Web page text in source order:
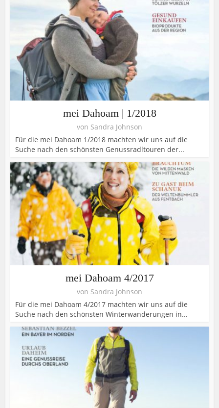
mei Dahoam | 1/2018
von Sandra Johnson
Für die mei Dahoam 1/2018 machten wir uns auf die
Suche nach den schönsten Genussradltouren der...
mei Dahoam 4/2017
von Sandra Johnson
Für die mei Dahoam 4/2017 machten wir uns auf die
Suche nach den schönsten Winterwanderungen in...